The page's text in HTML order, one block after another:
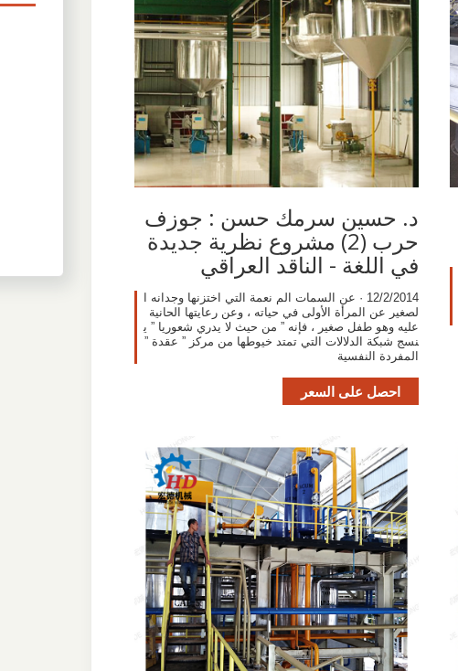
د. حسين سرمك حسن : جوزف
حرب (2) مشروع نظرية جديدة
في اللغة - الناقد العراقي
12/2/2014 · عن السمات الم نعمة التي اختزنها وجدانه ا
لصغير عن المرأة الأولى في حياته ، وعن رعايتها الحانية
عليه وهو طفل صغير ، فإنه ” من حيث لا يدري شعوريا ” ي
نسج شبكة الدلالات التي تمتد خيوطها من مركز ” عقدة ”
المفردة النفسية
احصل على السعر